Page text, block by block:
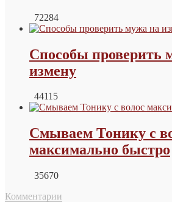
72284
Способы проверить
измену
44115
Смываем Тонику с
максимально быстро
35670
Комментарии